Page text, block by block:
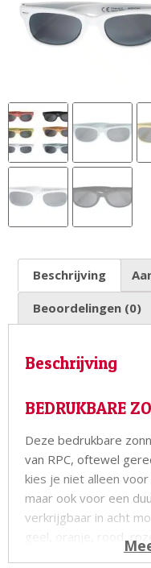
Beschrijving
Beoordelingen (0)
Beschrijving
BEDRUKBARE
Deze bedrukbare
van RPC, oftewel
kies je niet alleen
maar ook voor een
verkrijgbaar in acht
geel, oranje, rood,
product eenvoudig af